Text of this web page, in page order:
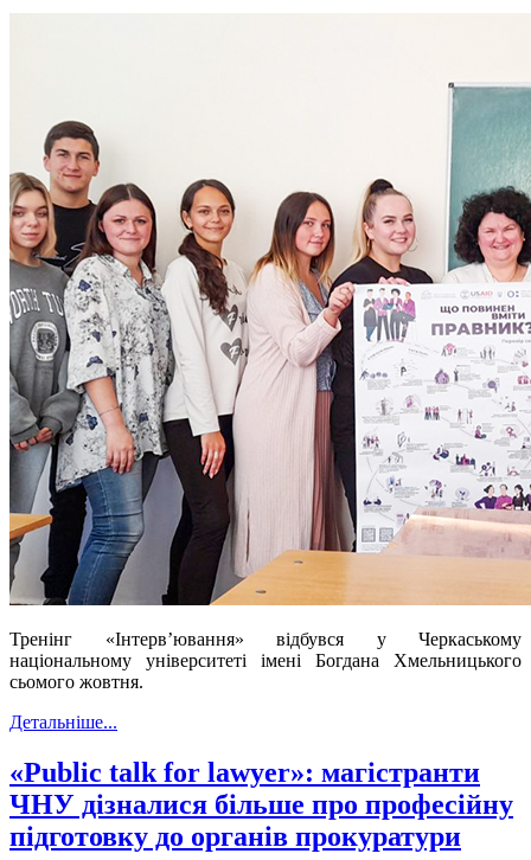
Тренінг «Інтерв’ювання» відбувся у Черкаському
національному університеті імені Богдана Хмельницького
сьомого жовтня.
Детальніше...
«Public talk for lawyer»: магістранти
ЧНУ дізналися більше про професійну
підготовку до органів прокуратури